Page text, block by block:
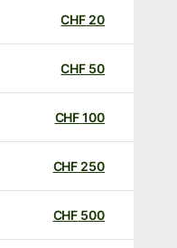
20
CHF
50
CHF
100
CHF
250
CHF
500
CHF